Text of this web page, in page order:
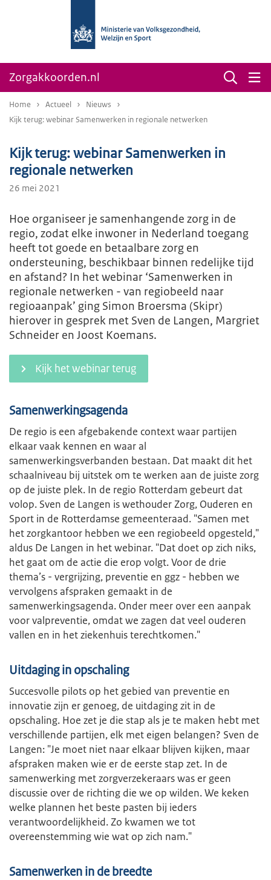
Zorgakkoorden.nl
Home Actueel
Nieuws
Kijk terug: webinar Samenwerken in regionale netwerken
Kijk terug: webinar Samenwerken in
regionale netwerken
26 mei 2021
Hoe organiseer je samenhangende zorg in de
regio, zodat elke inwoner in Nederland toegang
heeft tot goede en betaalbare zorg en
ondersteuning, beschikbaar binnen redelijke tijd
en afstand? In het webinar ‘Samenwerken in
regionale netwerken - van regiobeeld naar
regioaanpak’ ging Simon Broersma (Skipr)
hierover in gesprek met Sven de Langen, Margriet
Schneider en Joost Koemans.
Kijk het webinar terug
Samenwerkingsagenda
De regio is een afgebakende context waar partijen
elkaar vaak kennen en waar al
samenwerkingsverbanden bestaan. Dat maakt dit het
schaalniveau bij uitstek om te werken aan de juiste zorg
op de juiste plek. In de regio Rotterdam gebeurt dat
volop. Sven de Langen is wethouder Zorg, Ouderen en
Sport in de Rotterdamse gemeenteraad. "Samen met
het zorgkantoor hebben we een regiobeeld opgesteld,"
aldus De Langen in het webinar. "Dat doet op zich niks,
het gaat om de actie die erop volgt. Voor de drie
thema’s - vergrijzing, preventie en ggz - hebben we
vervolgens afspraken gemaakt in de
samenwerkingsagenda. Onder meer over een aanpak
voor valpreventie, omdat we zagen dat veel ouderen
vallen en in het ziekenhuis terechtkomen."
Uitdaging in opschaling
Succesvolle pilots op het gebied van preventie en
innovatie zijn er genoeg, de uitdaging zit in de
opschaling. Hoe zet je die stap als je te maken hebt met
verschillende partijen, elk met eigen belangen? Sven de
Langen: "Je moet niet naar elkaar blijven kijken, maar
afspraken maken wie er de eerste stap zet. In de
samenwerking met zorgverzekeraars was er geen
discussie over de richting die we op wilden. We keken
welke plannen het beste pasten bij ieders
verantwoordelijkheid. Zo kwamen we tot
overeenstemming wie wat op zich nam."
Samenwerken in de breedte